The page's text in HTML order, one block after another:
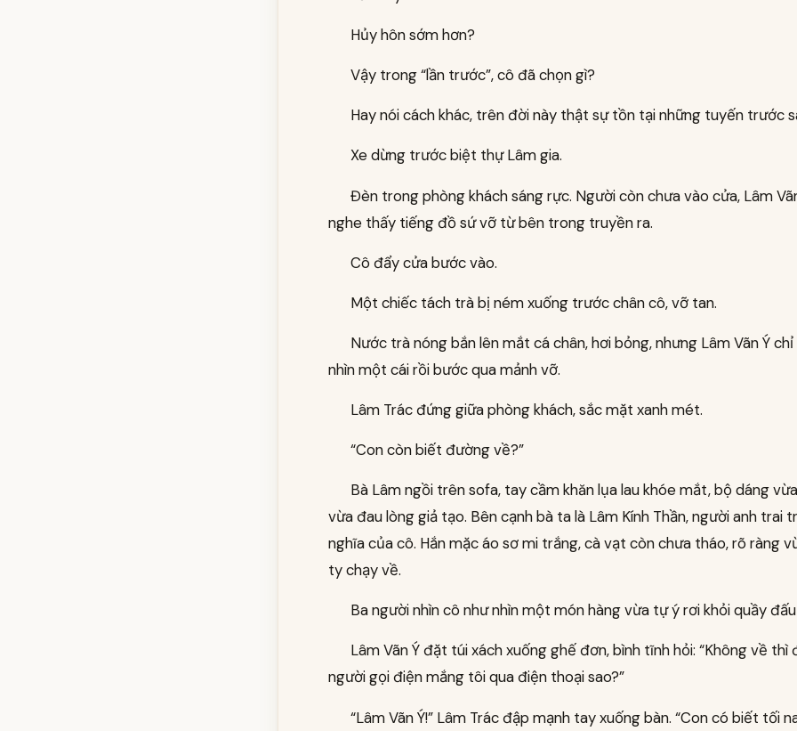
Hủy hôn sớm hơn?
Vậy trong “lần trước”, cô đã chọn gì?
Hay nói cách khác, trên đời này thật sự tồn tại những tuyến trước
Xe dừng trước biệt thự Lâm gia.
Đèn trong phòng khách sáng rực. Người còn chưa vào cửa, Lâm
nghe thấy tiếng đồ sứ vỡ từ bên trong truyền ra.
Cô đẩy cửa bước vào.
Một chiếc tách trà bị ném xuống trước chân cô, vỡ tan.
Nước trà nóng bắn lên mắt cá chân, hơi bỏng, nhưng Lâm Vãn Ý
nhìn một cái rồi bước qua mảnh vỡ.
Lâm Trác đứng giữa phòng khách, sắc mặt xanh mét.
“Con còn biết đường về?”
Bà Lâm ngồi trên sofa, tay cầm khăn lụa lau khóe mắt, bộ dáng
vừa đau lòng giả tạo. Bên cạnh bà ta là Lâm Kính Thần, người anh trai
nghĩa của cô. Hắn mặc áo sơ mi trắng, cà vạt còn chưa tháo, rõ ràng
ty chạy về.
Ba người nhìn cô như nhìn một món hàng vừa tự ý rơi khỏi quầy đấu
Lâm Vãn Ý đặt túi xách xuống ghế đơn, bình tĩnh hỏi: “Không về thì
người gọi điện mắng tôi qua điện thoại sao?”
“Lâm Vãn Ý!” Lâm Trác đập mạnh tay xuống bàn. “Con có biết tối